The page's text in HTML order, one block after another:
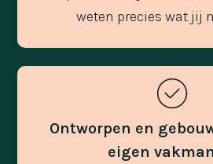
weten precies wat jij
Ontworpen en
eigen